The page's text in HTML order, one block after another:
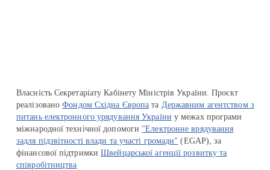
Власність Секретаріату Кабінету Міністрів України. Проєкт
реалізованоФондом Східна Європа та Державним агентством з
питань електронного урядування України у межах програми
міжнародної технічної допомоги "Електронне врядування
задля підзвітності влади та участі громади" (EGAP), за
фінансової підтримкиШвейцарської агенції розвитку та
співробітництва